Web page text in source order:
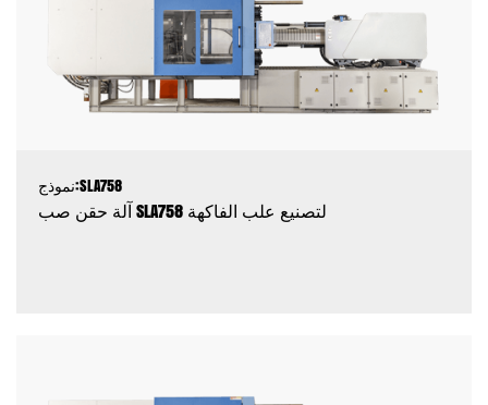
نموذج:SLA758
آلة حقن صب SLA758 لتصنيع علب الفاكهة